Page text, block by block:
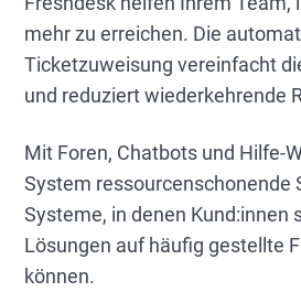
mehr zu erreichen. Die
Ticketzuweisung vereinfacht
und reduziert wiederkehrende
Mit Foren, Chatbots und Hilfe-
System ressourcenschonende
Systeme, in denen Kund:innen
Lösungen auf häufig gestellte
können.